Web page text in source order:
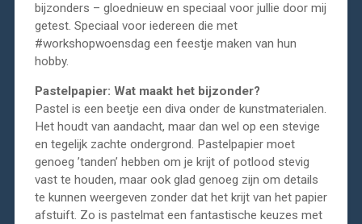
bijzonders – gloednieuw en speciaal voor jullie door mij
getest. Speciaal voor iedereen die met
#workshopwoensdag een feestje maken van hun
hobby.
Pastelpapier: Wat maakt het bijzonder?
Pastel is een beetje een diva onder de kunstmaterialen.
Het houdt van aandacht, maar dan wel op een stevige
en tegelijk zachte ondergrond. Pastelpapier moet
genoeg ’tanden’ hebben om je krijt of potlood stevig
vast te houden, maar ook glad genoeg zijn om details
te kunnen weergeven zonder dat het krijt van het papier
afstuift. Zo is pastelmat een fantastische keuzes met